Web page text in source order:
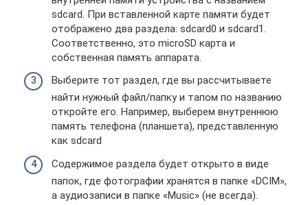
sdcard. При вставленной карте памяти будет
отображено два раздела: sdcard0 и sdcard1.
Соответственно, это microSD карта и
собственная память аппарата.
Выберите тот раздел, где вы рассчитываете
найти нужный файл/папку и тапом по названию
откройте его. Например, выберем внутреннюю
память телефона (планшета), представленную
как sdcard
Содержимое раздела будет открыто в виде
папок, где фотографии хранятся в папке «DCIM»,
а аудиозаписи в папке «Music» (не всегда).